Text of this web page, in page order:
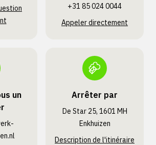
+31 85 024 0044
Appeler directement
un
Arrêter par
De Star 25, 1601 MH
Enkhuizen
Description de l'itinéraire